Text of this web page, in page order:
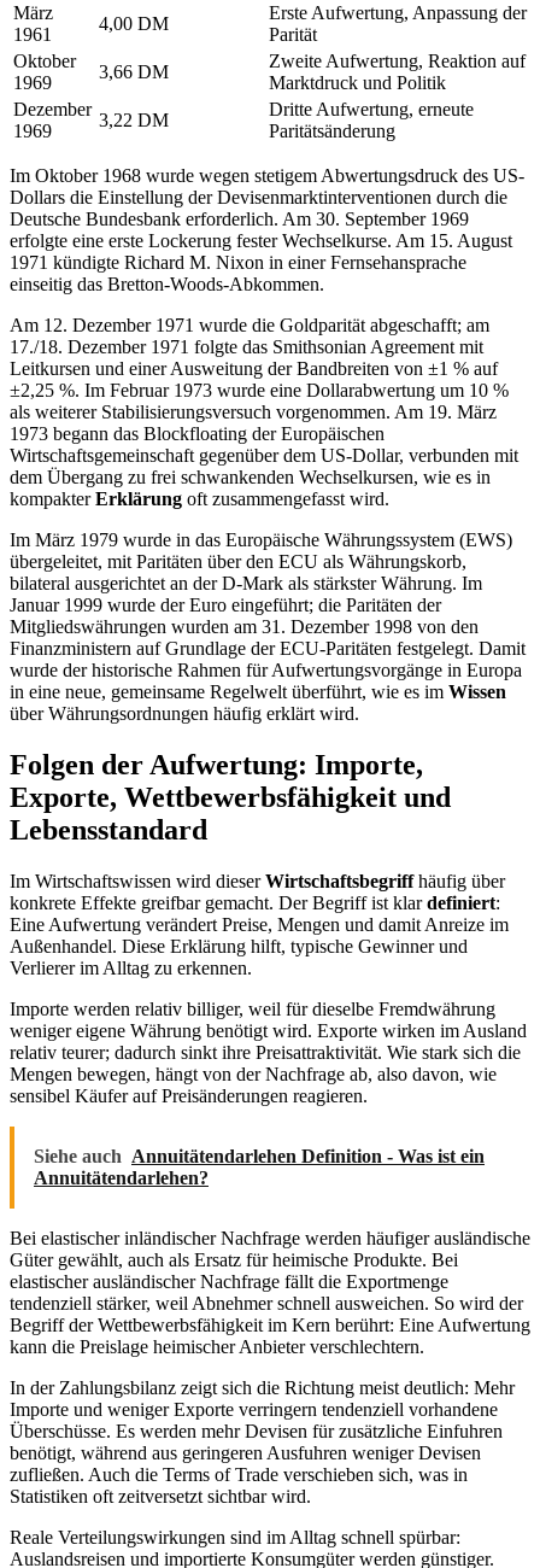
März
1961
4,00 DM
Erste Aufwertung, Anpassung der
Parität
Oktober
1969
3,66 DM
Zweite Aufwertung, Reaktion auf
Marktdruck und Politik
Dezember
1969
3,22 DM
Dritte Aufwertung, erneute
Paritätsänderung
Im Oktober 1968 wurde wegen stetigem Abwertungsdruck des US-
Dollars die Einstellung der Devisenmarktinterventionen durch die
Deutsche Bundesbank erforderlich. Am 30. September 1969
erfolgte eine erste Lockerung fester Wechselkurse. Am 15. August
1971 kündigte Richard M. Nixon in einer Fernsehansprache
einseitig das Bretton-Woods-Abkommen.
Am 12. Dezember 1971 wurde die Goldparität abgeschafft; am
17./18. Dezember 1971 folgte das Smithsonian Agreement mit
Leitkursen und einer Ausweitung der Bandbreiten von ±1 % auf
±2,25 %. Im Februar 1973 wurde eine Dollarabwertung um 10 %
als weiterer Stabilisierungsversuch vorgenommen. Am 19. März
1973 begann das Blockfloating der Europäischen
Wirtschaftsgemeinschaft gegenüber dem US-Dollar, verbunden mit
dem Übergang zu frei schwankenden Wechselkursen, wie es in
kompakterErklärung oft zusammengefasst wird.
Im März 1979 wurde in das Europäische Währungssystem (EWS)
übergeleitet, mit Paritäten über den ECU als Währungskorb,
bilateral ausgerichtet an der D-Mark als stärkster Währung. Im
Januar 1999 wurde der Euro eingeführt; die Paritäten der
Mitgliedswährungen wurden am 31. Dezember 1998 von den
Finanzministern auf Grundlage der ECU-Paritäten festgelegt. Damit
wurde der historische Rahmen für Aufwertungsvorgänge in Europa
in eine neue, gemeinsame Regelwelt überführt, wie es im Wissen
über Währungsordnungen häufig erklärt wird.
Folgen der Aufwertung: Importe,
Exporte, Wettbewerbsfähigkeit und
Lebensstandard
Im Wirtschaftswissen wird dieserWirtschaftsbegriffhäufig über
konkrete Effekte greifbar gemacht. Der Begriff ist klardefiniert:
Eine Aufwertung verändert Preise, Mengen und damit Anreize im
Außenhandel. Diese Erklärung hilft, typische Gewinner und
Verlierer im Alltag zu erkennen.
Importe werden relativ billiger, weil für dieselbe Fremdwährung
weniger eigene Währung benötigt wird. Exporte wirken im Ausland
relativ teurer; dadurch sinkt ihre Preisattraktivität. Wie stark sich die
Mengen bewegen, hängt von der Nachfrage ab, also davon, wie
sensibel Käufer auf Preisänderungen reagieren.
Siehe auch Annuitätendarlehen Definition - Was ist ein
Annuitätendarlehen?
Bei elastischer inländischer Nachfrage werden häufiger ausländische
Güter gewählt, auch als Ersatz für heimische Produkte. Bei
elastischer ausländischer Nachfrage fällt die Exportmenge
tendenziell stärker, weil Abnehmer schnell ausweichen. So wird der
Begriff der Wettbewerbsfähigkeit im Kern berührt: Eine Aufwertung
kann die Preislage heimischer Anbieter verschlechtern.
In der Zahlungsbilanz zeigt sich die Richtung meist deutlich: Mehr
Importe und weniger Exporte verringern tendenziell vorhandene
Überschüsse. Es werden mehr Devisen für zusätzliche Einfuhren
benötigt, während aus geringeren Ausfuhren weniger Devisen
zufließen. Auch die Terms of Trade verschieben sich, was in
Statistiken oft zeitversetzt sichtbar wird.
Reale Verteilungswirkungen sind im Alltag schnell spürbar:
Auslandsreisen und importierte Konsumgüter werden günstiger.